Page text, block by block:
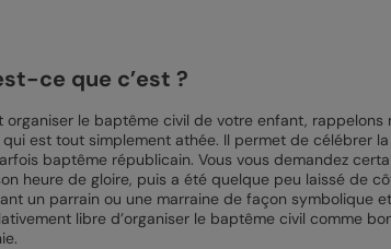
ce que c’est ?
le baptême civil de votre enfant,
est tout simplement athée. Il permet de célébrer
baptême républicain. Vous vous demandez
heure de gloire, puis a été quelque peu laissé de
un parrain ou une marraine de façon
libre d’organiser le baptême civil comme